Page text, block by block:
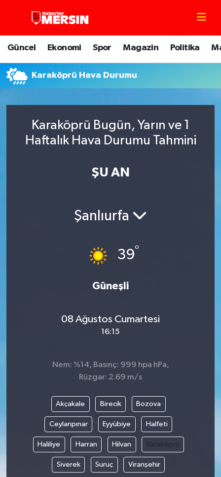
Güncel Ekonomi Spor Magazin Politika
Karaköprü Hava Durumu
Karaköprü Bugün, Yarın ve 1
Haftalık Hava Durumu Tahmini
ŞU AN
Şanlıurfa
39°
Güneşli
08 Ağustos Cumartesi
16:15
Nem: %14, Basınç: 999 hpa hPa,
Rüzgar: 2.69 m/s
Akçakale Birecik Bozova
Ceylanpınar Eyyübiye Halfeti
Haliliye Harran Hilvan Karaköprü
Siverek Suruç Viranşehir
Mersin Nöbetçi Eczaneler
Mersin Hava Durumu
Mersin Trafik Yoğunluk Haritası
Tüm Manşetler